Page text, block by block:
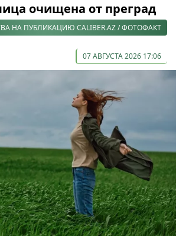
очищена от преград
НА ПУБЛИКАЦИЮ CALIBER.AZ / ФОТОФАКТ
07 АВГУСТА 2026 17:06